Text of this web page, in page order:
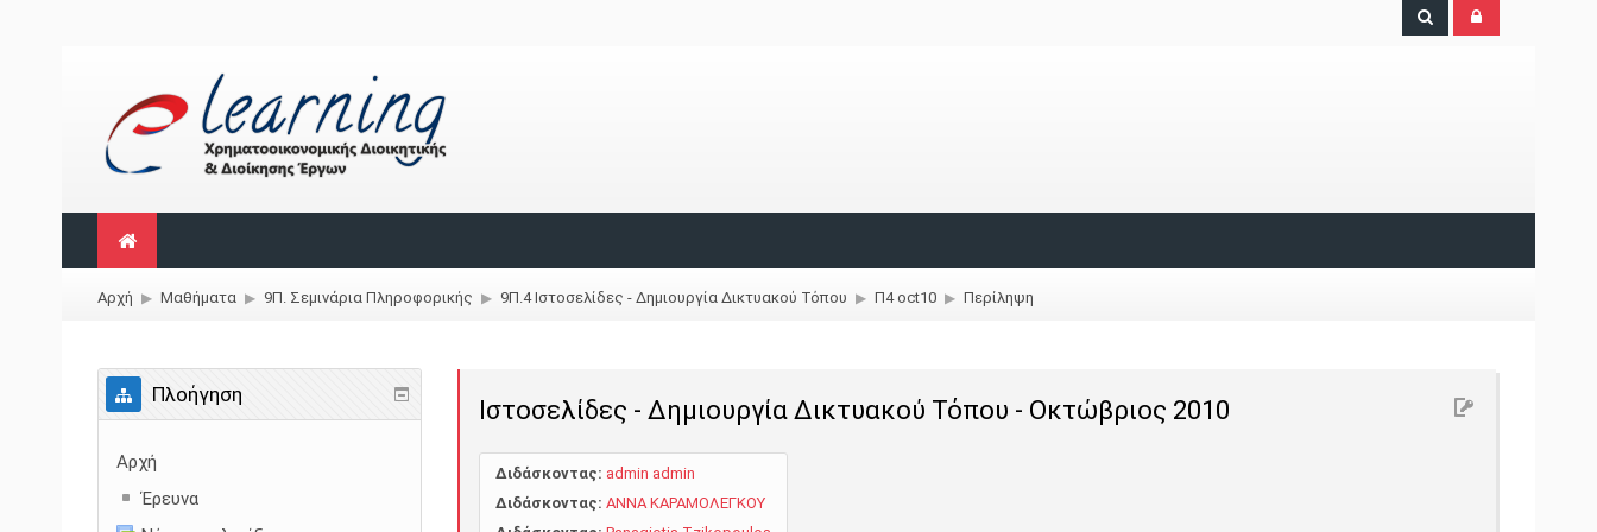
Αρχή ▶︎ Μαθήματα ▶︎ 9Π. Σεμινάρια Πληροφορικής ▶︎ 9Π.4 Ιστοσελίδες - Δημιουργία Δικτυακού Τόπου ▶︎ Π4 oct10 ▶︎ Περίληψη
Ιστοσελίδες - Δημιουργία Δικτυακού Τόπου - Οκτώβριος 2010
Διδάσκοντας: admin admin
Διδάσκοντας: ΑΝΝΑ KAPAMOΛEΓKOY
Πλοήγηση
Αρχή
Έρευνα